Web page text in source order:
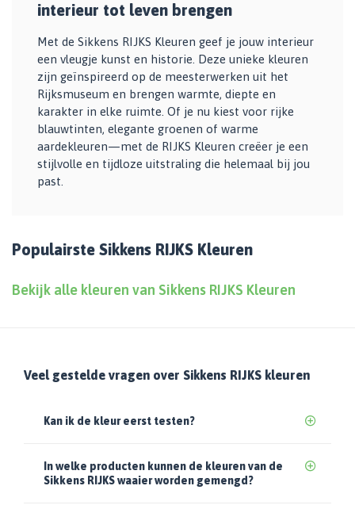
interieur tot leven brengen
Met de Sikkens RIJKS Kleuren geef je jouw interieur
een vleugje kunst en historie. Deze unieke kleuren
zijn geïnspireerd op de meesterwerken uit het
Rijksmuseum en brengen warmte, diepte en
karakter in elke ruimte. Of je nu kiest voor rijke
blauwtinten, elegante groenen of warme
aardekleuren—met de RIJKS Kleuren creëer je een
stijlvolle en tijdloze uitstraling die helemaal bij jou
past.
Populairste Sikkens RIJKS Kleuren
Bekijk alle kleuren van Sikkens RIJKS Kleuren
Veel gestelde vragen over Sikkens RIJKS kleuren
Kan ik de kleur eerst testen?
In welke producten kunnen de kleuren van de
Sikkens RIJKS waaier worden gemengd?